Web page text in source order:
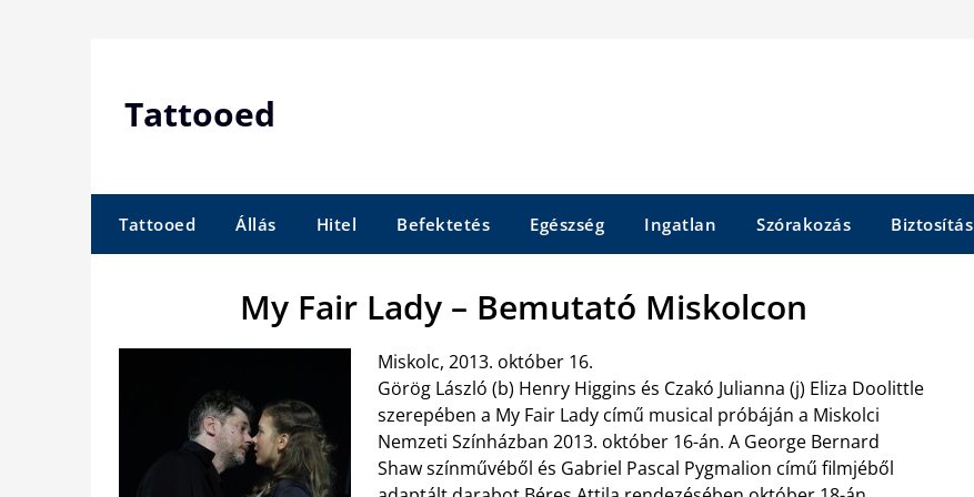
Tattooed
Tattooed Állás Hitel Befektetés Egészség Ingatlan Szórakozás Biztosítás
My Fair Lady – Bemutató Miskolcon
Miskolc, 2013. október 16.
Görög László (b) Henry Higgins és Czakó Julianna (j) Eliza Doolittle
szerepében a My Fair Lady című musical próbáján a Miskolci
Nemzeti Színházban 2013. október 16-án. A George Bernard
Shaw színművéből és Gabriel Pascal Pygmalion című filmjéből